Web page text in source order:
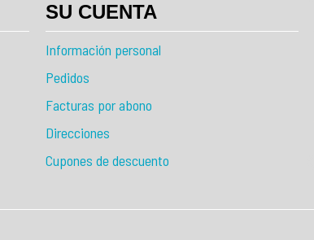
SU CUENTA
Información personal
Pedidos
Facturas por abono
Direcciones
Cupones de descuento